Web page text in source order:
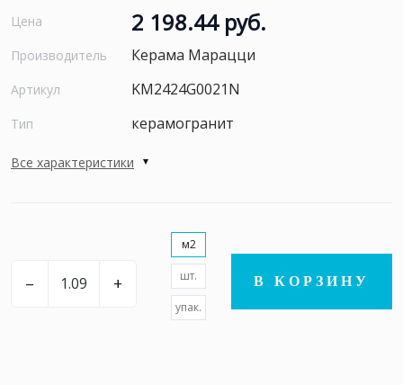
Цена 2 198.44 руб.
Производитель Керама Марацци
Артикул KM2424G0021N
Тип керамогранит
Все характеристики
– +
м2
шт.
упак.
В КОРЗИНУ